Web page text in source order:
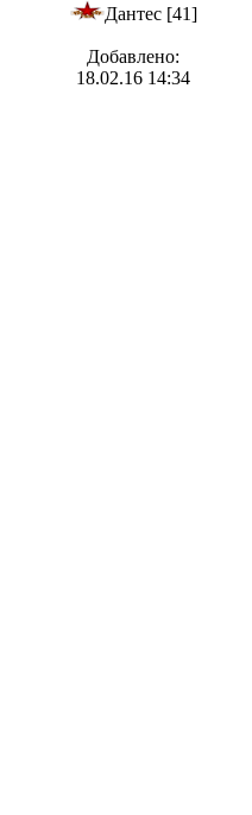
Дантес [41]
Добавлено:
18.02.16 14:34